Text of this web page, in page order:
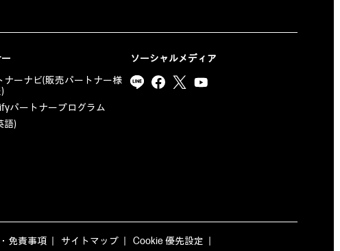
ナーナビ(販売パートナー様
パートナープログラム
語)
ソーシャルメディア
免責事項 サイトマップ Cookie 優先設定